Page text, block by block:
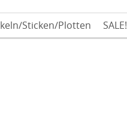
Sticken/Plotten SALE!